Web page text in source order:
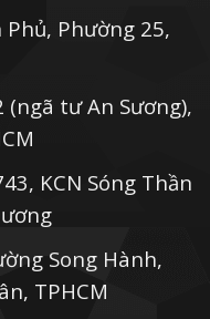
Phường 25,
(ngã tư An Sương),
KCN Sóng Thần
Song Hành,
TPHCM